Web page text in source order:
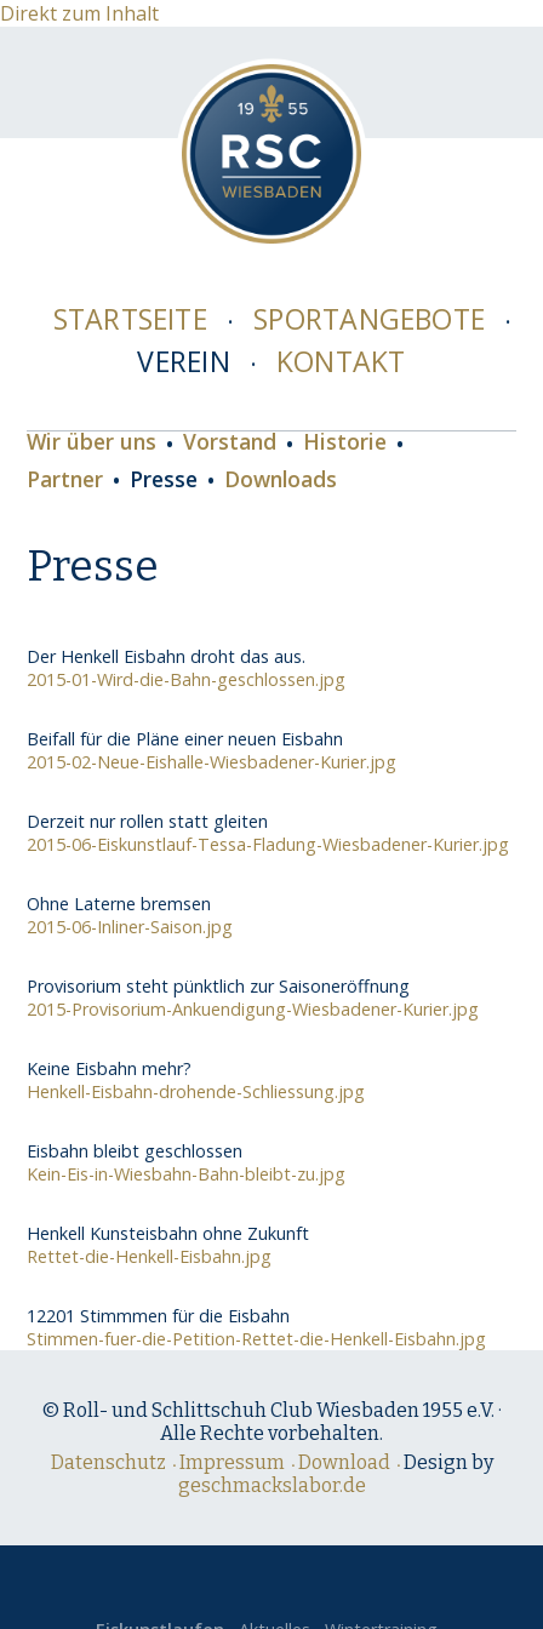
Direkt zum Inhalt
STARTSEITE
SPORTANGEBOTE
VEREIN
KONTAKT
Wir über uns Vorstand
Historie
Partner
Presse Downloads
Presse
Der Henkell Eisbahn droht das aus.
2015-01-Wird-die-Bahn-geschlossen.jpg
Beifall für die Pläne einer neuen Eisbahn
2015-02-Neue-Eishalle-Wiesbadener-Kurier.jpg
Derzeit nur rollen statt gleiten
2015-06-Eiskunstlauf-Tessa-Fladung-Wiesbadener-Kurier.jpg
Ohne Laterne bremsen
2015-06-Inliner-Saison.jpg
Provisorium steht pünktlich zur Saisoneröffnung
2015-Provisorium-Ankuendigung-Wiesbadener-Kurier.jpg
Keine Eisbahn mehr?
Henkell-Eisbahn-drohende-Schliessung.jpg
Eisbahn bleibt geschlossen
Kein-Eis-in-Wiesbahn-Bahn-bleibt-zu.jpg
Henkell Kunsteisbahn ohne Zukunft
Rettet-die-Henkell-Eisbahn.jpg
12201 Stimmmen für die Eisbahn
Stimmen-fuer-die-Petition-Rettet-die-Henkell-Eisbahn.jpg
© Roll- und Schlittschuh Club Wiesbaden 1955 e.V. ·
Alle Rechte vorbehalten.
Datenschutz
Impressum Download
Design by
geschmackslabor.de